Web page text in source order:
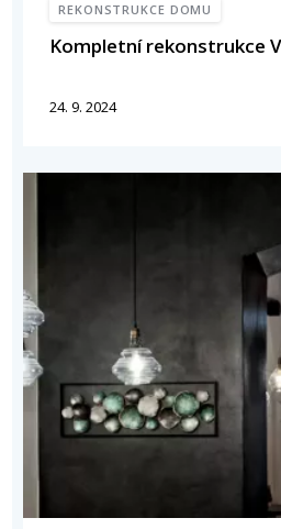
REKONSTRUKCE DOMU
Kompletní rekonstrukce
24. 9. 2024